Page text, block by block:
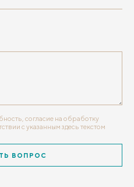
согласие на обработку
с указанным здесь текстом
ВОПРОС